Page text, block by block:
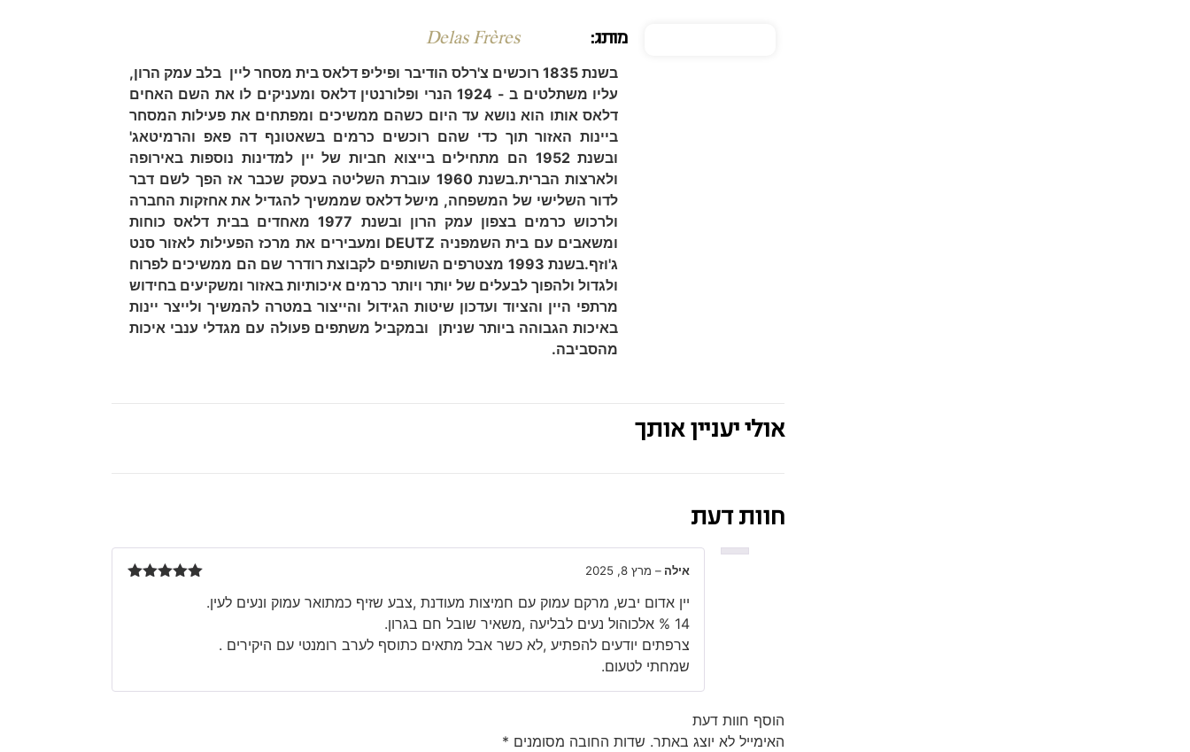
מותג: Delas Frères
בשנת 1835 רוכשים צ'רלס הודיבר ופיליפ דלאס בית מסחר ליין בלב עמק הרון,
עליו משתלטים ב - 1924 הנרי ופלורנטין דלאס ומעניקים לו את השם האחים
דלאס אותו הוא נושא עד היום כשהם ממשיכים ומפתחים את פעילות המסחר
ביינות האזור תוך כדי שהם רוכשים כרמים בשאטונף דה פאפ והרמיטאג'
ובשנת 1952 הם מתחילים בייצוא חביות של יין למדינות נוספות באירופה
ולארצות הברית.
בשנת 1960 עוברת השליטה בעסק שכבר אז הפך לשם דבר
לדור השלישי של המשפחה, מישל דלאס שממשיך להגדיל את אחזקות החברה
ולרכוש כרמים בצפון עמק הרון ובשנת 1977 מאחדים בבית דלאס כוחות
ומשאבים עם בית השמפניה DEUTZ ומעבירים את מרכז הפעילות לאזור סנט
ג'וזף.
בשנת 1993 מצטרפים השותפים לקבוצת רודרר שם הם ממשיכים לפרוח
ולגדול ולהפוך לבעלים של יותר ויותר כרמים איכותיות באזור ומשקיעים בחידוש
מרתפי היין והציוד ועדכון שיטות הגידול והייצור במטרה להמשיך ולייצר יינות
באיכות הגבוהה ביותר שניתן
ובמקביל משתפים פעולה עם מגדלי ענבי איכות
מהסביבה.
אולי יעניין אותך
חוות דעת
אילה– מרץ 8, 2025
יין אדום יבש, מרקם עמוק עם חמיצות מעודנת ,צבע שזיף כמתואר עמוק ונעים לעין.
14 % אלכוהול נעים לבליעה ,משאיר שובל חם בגרון.
צרפתים יודעים להפתיע ,לא כשר אבל מתאים כתוסף לערב רומנטי עם היקירים .
שמחתי לטעום.
הוסף חוות דעת
האימייל לא יוצג באתר. שדות החובה מסומנים *